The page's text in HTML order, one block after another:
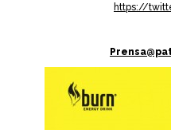
https://